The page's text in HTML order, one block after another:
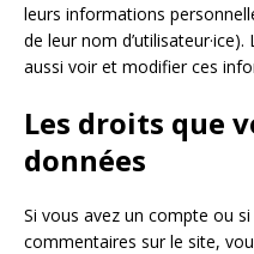
leurs informations
de leur nom
aussi voir et modifier ces
Les droits que
données
Si vous avez un compte ou
commentaires sur le site,